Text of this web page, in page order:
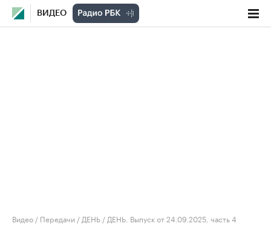
ВИДЕО
Видео / Передачи / ДЕНЬ / ДЕНЬ. Выпуск от 24.09.2025, часть 4